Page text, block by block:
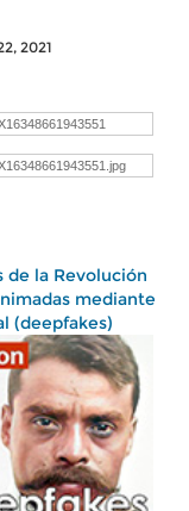
2021
de la Revolución
mediante
(deepfakes)